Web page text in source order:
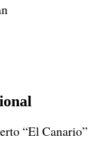
“El Canario”